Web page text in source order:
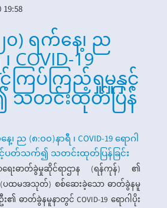
၀) ရက်နေ့၊ ည
COVID-19
င့်ကြပ်ကြည့်ရှုမှုနှင့်
တင်းထုတ်ပြန်
ာရေးဓာတ်ခွဲမှုဆိုင်ရာဌာန (ရန်ကုန်) ၏
(ပထမအသုတ်) စစ်ဆေးခဲ့သော ဓာတ်ခွဲနမူ
ဓာတ်ခွဲနမူနာတွင် COVID-19 ရောဂါပိုး